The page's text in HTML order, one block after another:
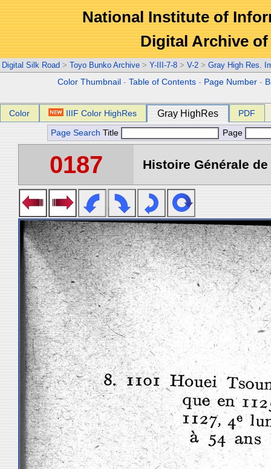
National Institute of
Digital Archive
Digital Silk Road > Toyo Bunko Archive > Y-III-7-8 > V-2 > Gray High Res.
Color Thumbnail -Table of Contents - Page Number -
Color IIIF Color HighRes Gray HighRes PDF
Page Search Title Page
0187 Histoire Générale